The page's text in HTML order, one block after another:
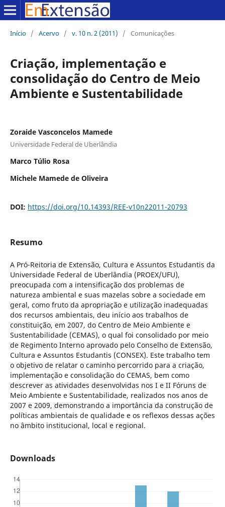
Início / Acervo / v. 10 n. 2 (2011) / Comunicações
Criação, implementação e
consolidação do Centro de Meio
Ambiente e Sustentabilidade
Zoraide Vasconcelos Mamede
Universidade Federal de Uberlândia
Marco Túlio Rosa
Michele Mamede de Oliveira
DOI: https://doi.org/10.14393/REE-v10n22011-20793
Resumo
A Pró-Reitoria de Extensão, Cultura e Assuntos Estudantis da
Universidade Federal de Uberlândia (PROEX/UFU),
preocupada com a intensificação dos problemas de
natureza ambiental e suas mazelas sobre a sociedade em
geral, como fruto da apropriação e utilização inadequadas
dos recursos ambientais, deu início aos trabalhos de
constituição, em 2007, do Centro de Meio Ambiente e
Sustentabilidade (CEMAS), o qual foi consolidado por meio
de Regimento Interno aprovado pelo Conselho de Extensão,
Cultura e Assuntos Estudantis (CONSEX). Este trabalho tem
o objetivo de relatar o caminho percorrido para a criação,
implementação e consolidação do CEMAS, bem como
descrever as atividades desenvolvidas nos I e II Fóruns de
Meio Ambiente e Sustentabilidade, realizados nos anos de
2007 e 2009, demonstrando a importância da construção de
políticas ambientais de qualidade e os reflexos dessas ações
no âmbito institucional, local e regional.
Downloads